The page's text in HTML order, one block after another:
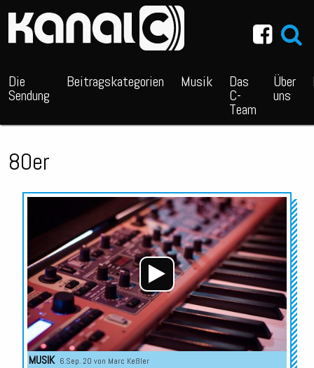
Die
Sendung
Beitragskategorien Musik Das
C-
Team
Über
uns
80er
Audio-
Player
MUSIK 6.Sep. 20 von Marc Keßler